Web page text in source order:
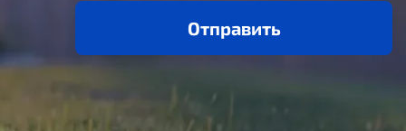
Отправить